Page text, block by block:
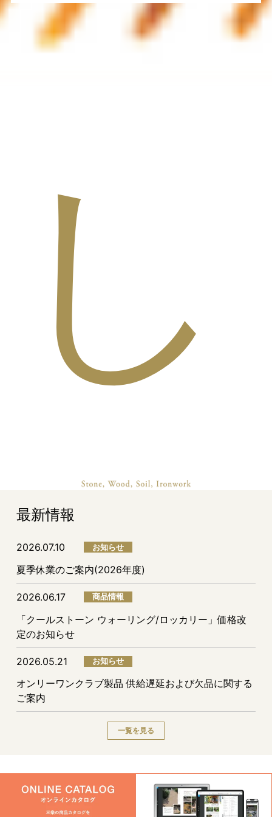
し
最新情報
2026.07.10 お知らせ
夏季休業のご案内(2026年度)
2026.06.17 商品情報
「クールストーン ウォーリング/ロッカリー」価格改
定のお知らせ
2026.05.21 お知らせ
オンリーワンクラブ製品 供給遅延および欠品に関する
ご案内
一覧を見る